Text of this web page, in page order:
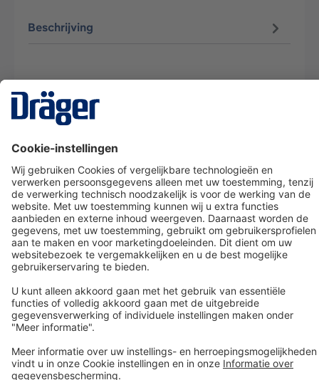
Beschrijving
Dräger klantenservice
Over Dräger
Bestellen in onze webshop
Community